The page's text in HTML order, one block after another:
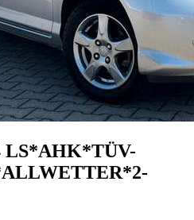
LS*AHK*TÜV-